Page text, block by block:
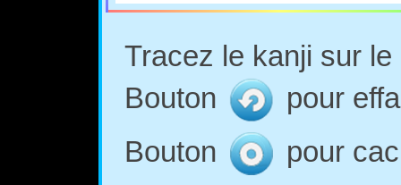
Tracez le kanji sur
Bouton
pour
Bouton
pour